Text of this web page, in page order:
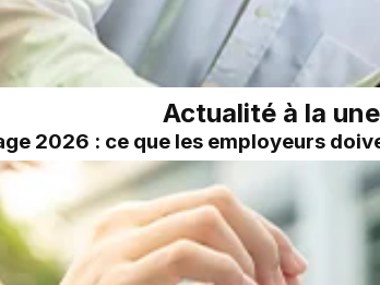
Actualité à la une
2026 : ce que les employeurs